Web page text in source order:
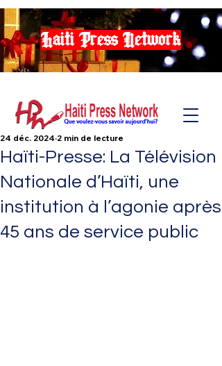
Haiti Press Network
Haïti-Presse: La Télévision
Nationale d’Haïti, une
institution à l’agonie après
45 ans de service public
24 déc. 2024 2 min de lecture